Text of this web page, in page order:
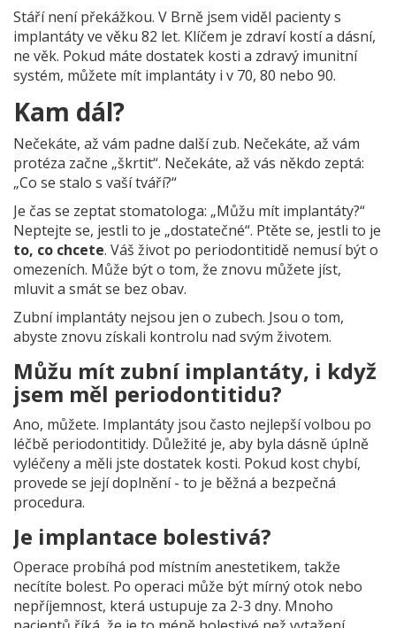
Stáří není překážkou. V Brně jsem viděl pacienty s
implantáty ve věku 82 let. Klíčem je zdraví kostí a dásní,
ne věk. Pokud máte dostatek kosti a zdravý imunitní
systém, můžete mít implantáty i v 70, 80 nebo 90.
Kam dál?
Nečekáte, až vám padne další zub. Nečekáte, až vám
protéza začne „škrtit“. Nečekáte, až vás někdo zeptá:
„Co se stalo s vaší tváří?“
Je čas se zeptat stomatologa: „Můžu mít implantáty?“
Neptejte se, jestli to je „dostatečné“. Ptěte se, jestli to je
to, co chcete. Váš život po periodontitidě nemusí být o
omezeních. Může být o tom, že znovu můžete jíst,
mluvit a smát se bez obav.
Zubní implantáty nejsou jen o zubech. Jsou o tom,
abyste znovu získali kontrolu nad svým životem.
Můžu mít zubní implantáty, i když
jsem měl periodontitidu?
Ano, můžete. Implantáty jsou často nejlepší volbou po
léčbě periodontitidy. Důležité je, aby byla dásně úplně
vyléčeny a měli jste dostatek kosti. Pokud kost chybí,
provede se její doplnění - to je běžná a bezpečná
procedura.
Je implantace bolestivá?
Operace probíhá pod místním anestetikem, takže
necítíte bolest. Po operaci může být mírný otok nebo
nepříjemnost, která ustupuje za 2-3 dny. Mnoho